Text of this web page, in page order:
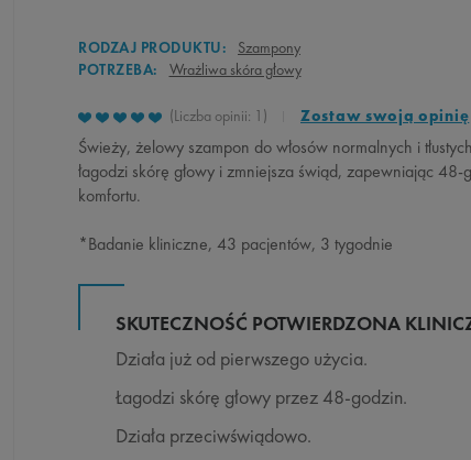
RODZAJ PRODUKTU:
Szampony
POTRZEBA:
Wrażliwa skóra głowy
Liczba opinii: 1 Zostaw swoją opinię
Świeży, żelowy szampon do włosów normalnych i
łagodzi skórę głowy i zmniejsza świąd, zapewniając 48-
komfortu.
*Badanie kliniczne, 43 pacjentów, 3 tygodnie
SKUTECZNOŚĆ POTWIERDZONA
Działa już od pierwszego użycia.
Łagodzi skórę głowy przez 48-godzin.
Działa przeciwświądowo.